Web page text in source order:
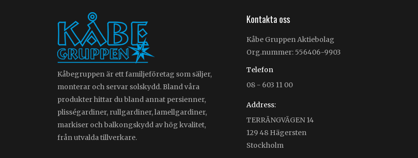
Kåbegruppen är ett familjeföretag som säljer,
monterar och servar solskydd. Bland våra
produkter hittar du bland annat persienner,
plisségardiner, rullgardiner, lamellgardiner,
markiser och balkongskydd av hög kvalitet,
från utvalda tillverkare.
Kontakta oss
Kåbe Gruppen Aktiebolag
Org.nummer: 556406-9903
Telefon
08 - 603 11 00
Address:
TERRÄNGVÄGEN 14
129 48 Hägersten
Stockholm